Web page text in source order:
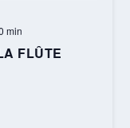
FLÛTE
min